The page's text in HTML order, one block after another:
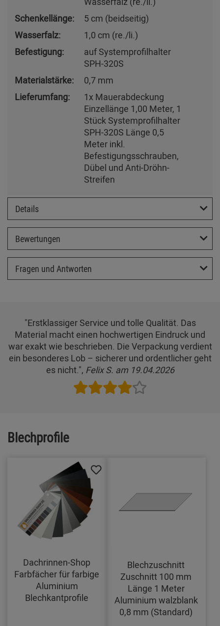
Schenkellänge:
5 cm (beidseitig)
Wasserfalz:
1,0 cm (re./li.)
Befestigung:
auf Systemprofilhalter
SPH-320S
Materialstärke:
0,7 mm
Lieferumfang:
1x Mauerabdeckung
Einzellänge 1,00 Meter, 1
Stück Systemprofilhalter
SPH-320S Länge 0,5
Meter inkl.
Befestigungsschrauben,
Dübel und Anti-Dröhn-
Streifen
Details
Bewertungen
Fragen und Antworten
"Erstklassiger Service und tolle Qualität. Das
Material macht einen hochwertigen Eindruck und
war exakt wie beschrieben. Die Verpackung verdient
ein besonderes Lob – sicherer und ordentlicher geht
es nicht.", Felix S. am 19.04.2026
Blechprofile
Dachrinnen-Shop
Farbfächer für farbige
Aluminium
Blechkantprofile
Blechzuschnitt
Zuschnitt 100 mm
Länge 1 Meter
Aluminium walzblank
0,8 mm (Standard)